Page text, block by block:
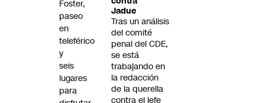
Jadue
Tras un análisis
del comité
penal del CDE,
se está
trabajando en
la redacción
de la querella
contra el jefe
Foster,
paseo
en
teleférico
y
seis
lugares
para